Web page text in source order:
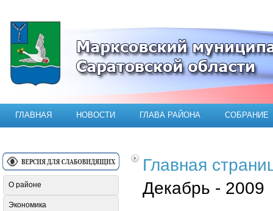
Официальный сайт Марксовского
ГЛАВНАЯ НОВОСТИ ГЛАВА РАЙОНА СОБРАНИЕ
Главная
Декабрь - 2009
О районе
Экономика